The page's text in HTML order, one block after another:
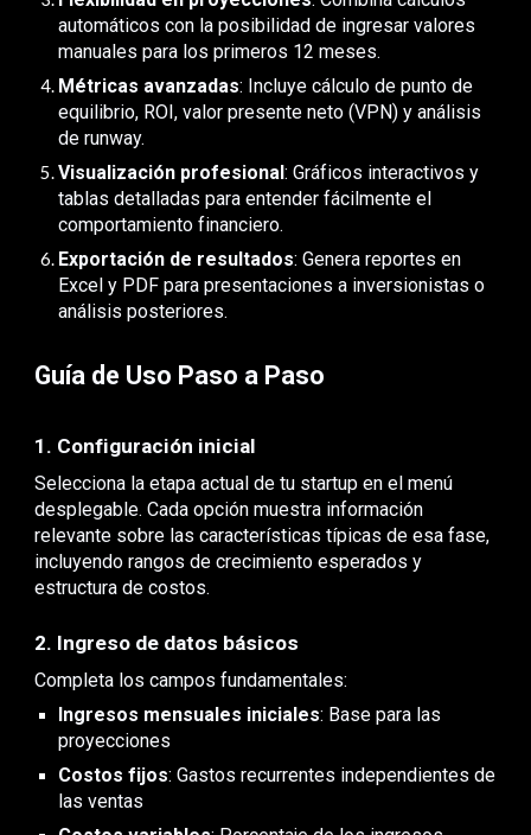
automáticos con la posibilidad de ingresar valores
manuales para los primeros 12 meses.
Métricas avanzadas: Incluye cálculo de punto de
equilibrio, ROI, valor presente neto (VPN) y análisis
de runway.
Visualización profesional: Gráficos interactivos y
tablas detalladas para entender fácilmente el
comportamiento financiero.
Exportación de resultados: Genera reportes en
Excel y PDF para presentaciones a inversionistas o
análisis posteriores.
Guía de Uso Paso a Paso
1. Configuración inicial
Selecciona la etapa actual de tu startup en el menú
desplegable. Cada opción muestra información
relevante sobre las características típicas de esa fase,
incluyendo rangos de crecimiento esperados y
estructura de costos.
2. Ingreso de datos básicos
Completa los campos fundamentales:
Ingresos mensuales iniciales: Base para las
proyecciones
Costos fijos: Gastos recurrentes independientes de
las ventas